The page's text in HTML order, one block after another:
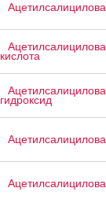
кислота
гидроксид